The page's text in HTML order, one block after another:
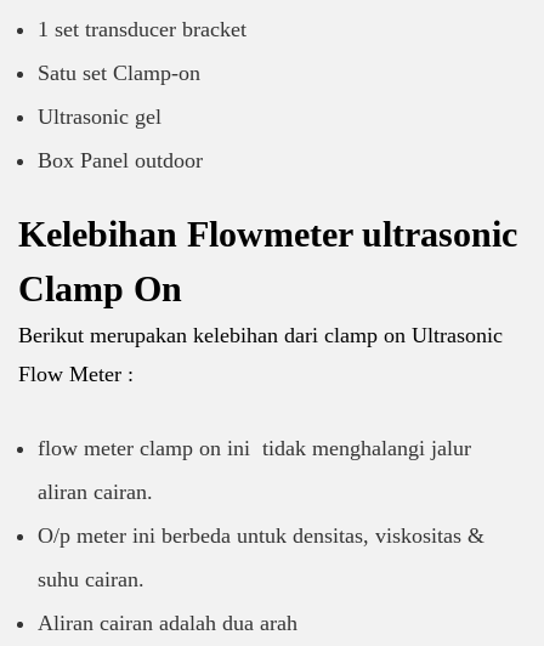
1 set transducer bracket
Satu set Clamp-on
Ultrasonic gel
Box Panel outdoor
Kelebihan Flowmeter ultrasonic
Clamp On
Berikut merupakan kelebihan dari clamp on Ultrasonic
Flow Meter :
flow meter clamp on ini tidak menghalangi jalur
aliran cairan.
O/p meter ini berbeda untuk densitas, viskositas &
suhu cairan.
Aliran cairan adalah dua arah